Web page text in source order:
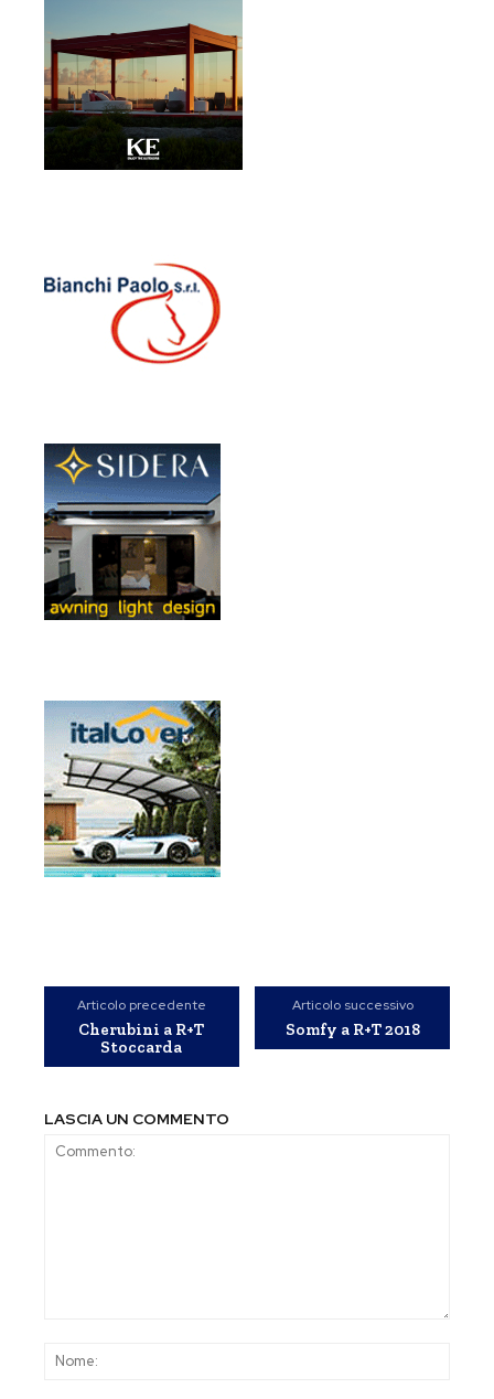
Articolo precedente
Cherubini a R+T
Stoccarda
Articolo successivo
Somfy a R+T 2018
LASCIA UN COMMENTO